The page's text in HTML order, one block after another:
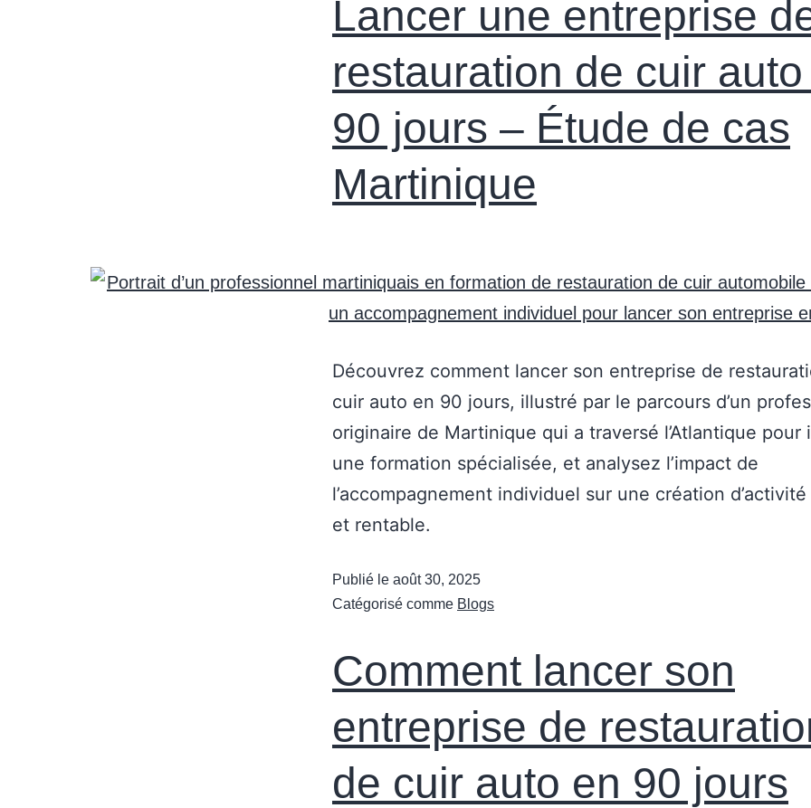
Lancer une entreprise
restauration de cuir auto
90 jours – Étude de cas
Martinique
Découvrez comment lancer son entreprise de
cuir auto en 90 jours, illustré par le parcours d’un
originaire de Martinique qui a traversé l’Atlantique pour
une formation spécialisée, et analysez l’impact de
l’accompagnement individuel sur une création
et rentable.
Publié le août 30, 2025
Catégorisé comme Blogs
Comment lancer son
entreprise de
de cuir auto en 90 jours